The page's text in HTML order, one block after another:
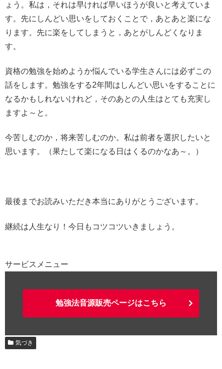
ょう。私は，それは早ければ早いほうが良いと考えていま
す。先にしんどい思いをしておくことで，あとあと楽にな
ります。先に楽をしてしまうと，あとがしんどくなりま
す。
資格の勉強を始めようか悩んでいる学生さんには必ずこの
話をします。勉強をする2年間はしんどい思いをすることに
なるかもしれないけれど，そのあとの人生はとても充実し
ますよ～と。
今苦しむのか，将来苦しむのか。私は前者を選択したいと
思います。（果たして楽になる日はくるのかなあ～。）
最後までお読みいただき本当にありがとうございます。
継続は人生なり！今日もコツコツいきましょう。
サービスメニュー
勉強法音源販売ページはこちら
気づき